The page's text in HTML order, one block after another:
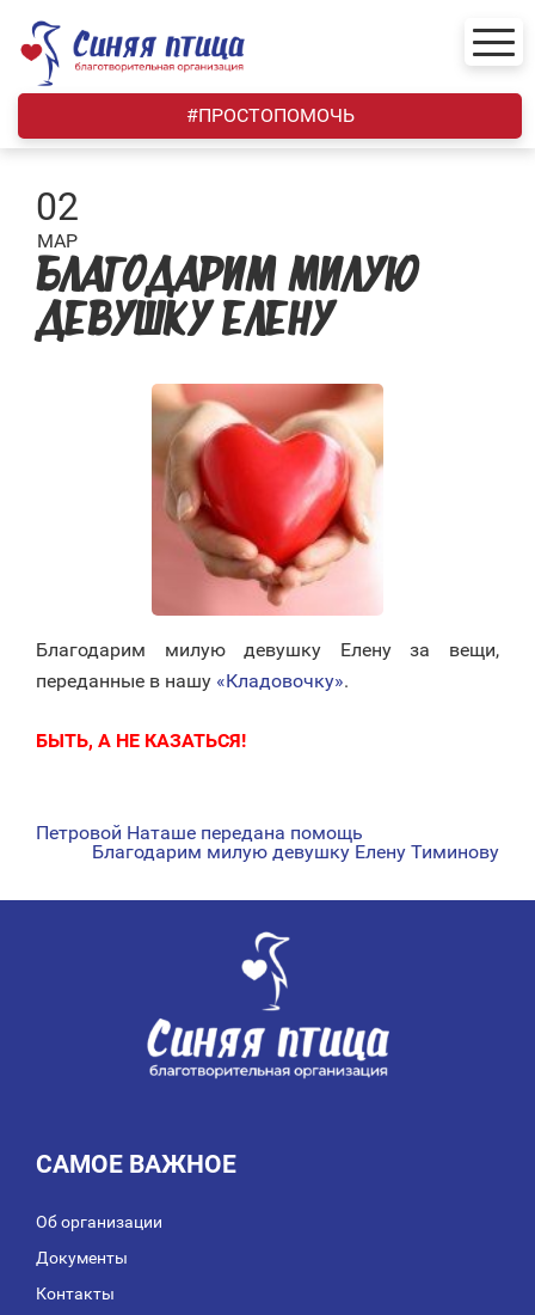
content
#ПРОСТОПОМОЧЬ
02
МАР
БЛАГОДАРИМ МИЛУЮ
ДЕВУШКУ ЕЛЕНУ
Благодарим милую девушку Елену за вещи,
переданные в нашу «Кладовочку».
БЫТЬ, А НЕ КАЗАТЬСЯ!
НАВИГАЦИЯ
Петровой Наташе передана помощь
Благодарим милую девушку Елену Тиминову
САМОЕ ВАЖНОЕ
Об организации
Документы
Контакты